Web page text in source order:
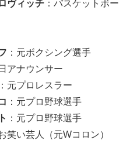
ヴィッチ ：バスケットボー
：元ボクシング選手
アナウンサー
元プロレスラー
：元プロ野球選手
：元プロ野球選手
笑い芸人（元Wコロン）